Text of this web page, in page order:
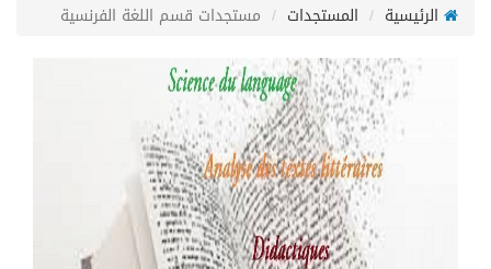
الرئيسية
المستجدات مستجدات قسم اللغة الفرنسية